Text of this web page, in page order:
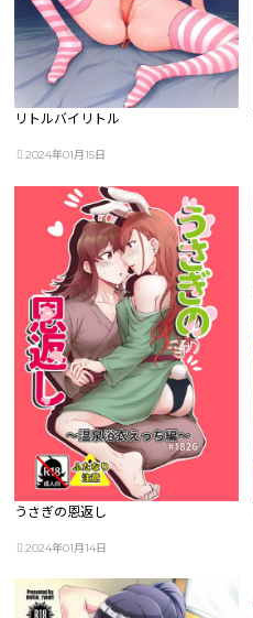
リトルバイリトル
2024年01月15日
うさぎの恩返し
2024年01月14日